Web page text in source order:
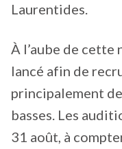
Laurentides.
À l’aube de cette
lancé afin de
principalement
basses. Les
31 août, à